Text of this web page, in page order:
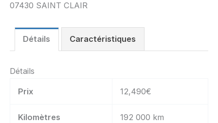
07430 SAINT CLAIR
Détails Caractéristiques
Détails
Prix 12,490€
Kilomètres 192 000 km